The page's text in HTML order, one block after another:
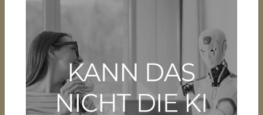
KANN DAS NICHT DIE KI
MACHEN?
Die Künstliche Intelligenz (KI) kann viel
und es wird immer mehr.